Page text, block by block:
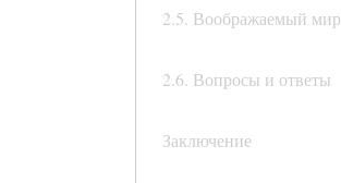
2.5. Воображаемый мир
2.6. Вопросы и ответы
Заключение